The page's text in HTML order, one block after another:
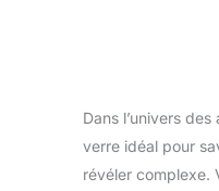
Dans l’univers
verre idéal pour
révéler complexe.